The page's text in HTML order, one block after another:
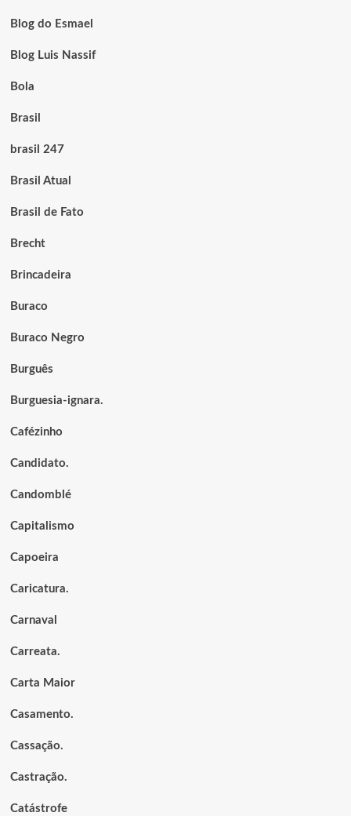
Blog do Esmael
Blog Luis Nassif
Bola
Brasil
brasil 247
Brasil Atual
Brasil de Fato
Brecht
Brincadeira
Buraco
Buraco Negro
Burguês
Burguesia-ignara.
Cafézinho
Candidato.
Candomblé
Capitalismo
Capoeira
Caricatura.
Carnaval
Carreata.
Carta Maior
Casamento.
Cassação.
Castração.
Catástrofe